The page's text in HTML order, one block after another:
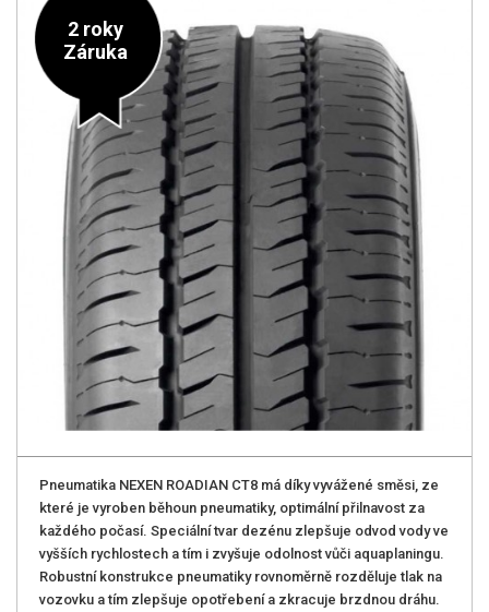
2 roky
Záruka
Pneumatika NEXEN ROADIAN CT8 má díky vyvážené směsi, ze
které je vyroben běhoun pneumatiky, optimální přilnavost za
každého počasí. Speciální tvar dezénu zlepšuje odvod vody ve
vyšších rychlostech a tím i zvyšuje odolnost vůči aquaplaningu.
Robustní konstrukce pneumatiky rovnoměrně rozděluje tlak na
vozovku a tím zlepšuje opotřebení a zkracuje brzdnou dráhu.